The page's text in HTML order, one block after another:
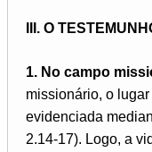
III. O
1. No campo
missionário, o
evidenciada
2.14-17). Logo, a